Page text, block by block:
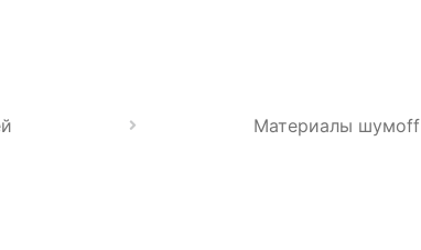
Материалы шумoff